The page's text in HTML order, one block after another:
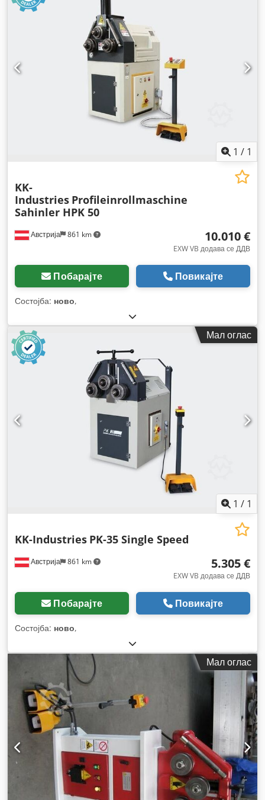
1 / 1
Австрија 861 km
KK-
Industries Profileinrollmaschine
Sahinler HPK 50
10.010 €
EXW VB додава се ДДВ
Побарајте Повикајте
Состојба: ново,
Мал оглас
1 / 1
Австрија 861 km
KK-Industries PK-35 Single Speed
5.305 €
EXW VB додава се ДДВ
Побарајте Повикајте
Состојба: ново,
Мал оглас